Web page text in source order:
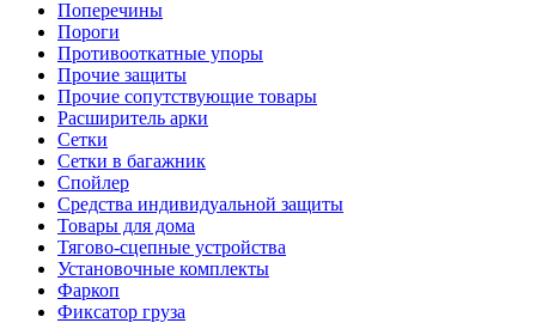
Поперечины
Пороги
Противооткатные упоры
Прочие защиты
Прочие сопутствующие товары
Расширитель арки
Сетки
Сетки в багажник
Спойлер
Средства индивидуальной защиты
Товары для дома
Тягово-сцепные устройства
Установочные комплекты
Фаркоп
Фиксатор груза